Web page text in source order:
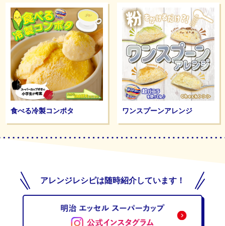
食べる冷製コンポタ ワンスプーンアレンジ
アレンジレシピは随時紹介しています！